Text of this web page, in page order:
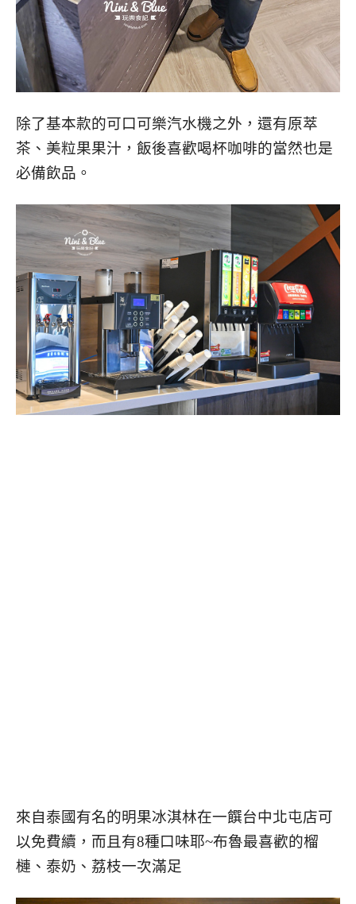
除了基本款的可口可樂汽水機之外，還有原萃
茶、美粒果果汁，飯後喜歡喝杯咖啡的當然也是
必備飲品。
來自泰國有名的明果冰淇林在一饌台中北屯店可
以免費續，而且有8種口味耶~布魯最喜歡的榴
槤、泰奶、荔枝一次滿足